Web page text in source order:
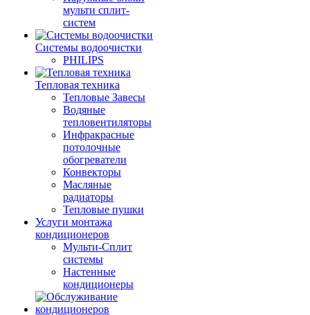
мульти сплит-
систем
Системы водоочистки
PHILIPS
Тепловая техника
Тепловые Завесы
Водяные
тепловентиляторы
Инфракрасные
потолочные
обогреватели
Конвекторы
Масляные
радиаторы
Тепловые пушки
Услуги монтажа
кондиционеров
Мульти-Сплит
системы
Настенные
кондиционеры